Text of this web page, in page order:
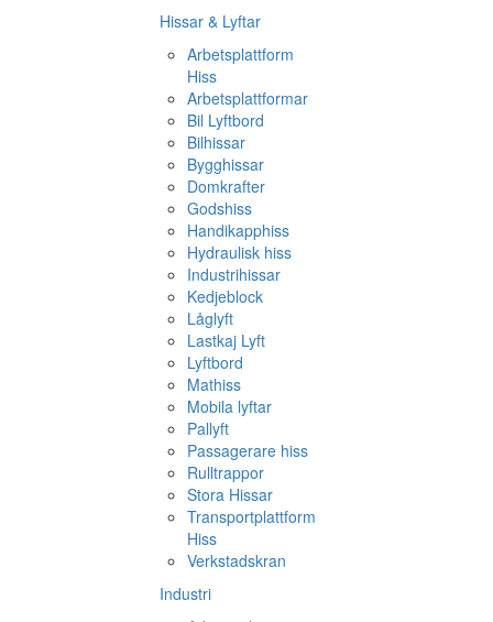
Hissar & Lyftar
Arbetsplattform
Hiss
Arbetsplattformar
Bil Lyftbord
Bilhissar
Bygghissar
Domkrafter
Godshiss
Handikapphiss
Hydraulisk hiss
Industrihissar
Kedjeblock
Låglyft
Lastkaj Lyft
Lyftbord
Mathiss
Mobila lyftar
Pallyft
Passagerare hiss
Rulltrappor
Stora Hissar
Transportplattform
Hiss
Verkstadskran
Industri